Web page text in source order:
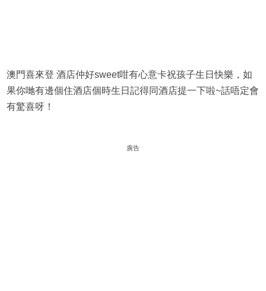
澳門喜來登 酒店仲好sweet咁有心意卡祝孩子生日快樂，如
果你哋有邊個住酒店個時生日記得同酒店提一下啦~話唔定會
有驚喜呀！
廣告